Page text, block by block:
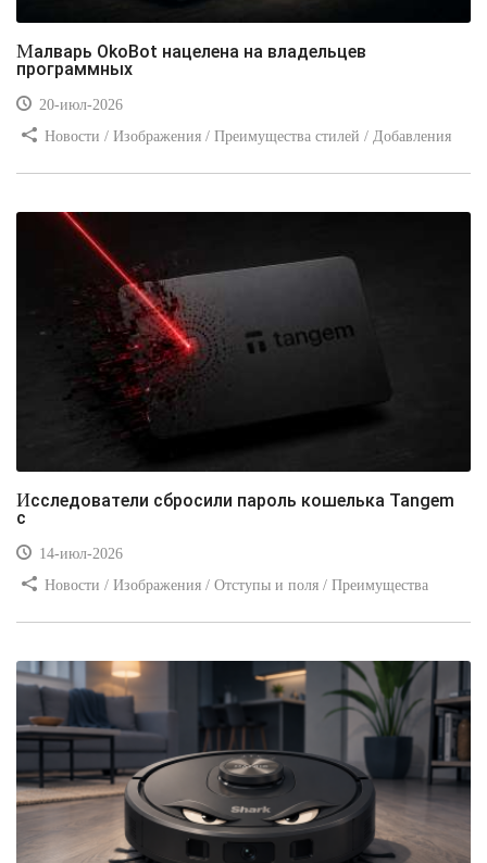
Малварь OkoBot нацелена на владельцев
программных
20-июл-2026
Новости / Изображения / Преимущества стилей / Добавления
Исследователи сбросили пароль кошелька Tangem
с
14-июл-2026
Новости / Изображения / Отступы и поля / Преимущества